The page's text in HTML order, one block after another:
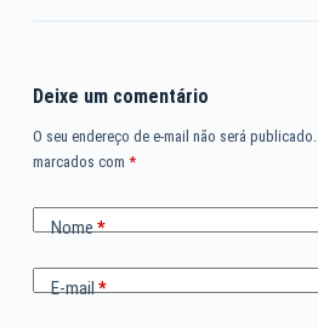
Deixe um comentário
O seu endereço de e-mail não será publicado.
marcados com *
Nome*
E-mail*